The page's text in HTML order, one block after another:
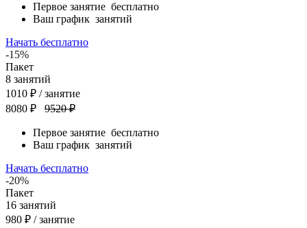
Первое занятие бесплатно
Ваш график занятий
Начать бесплатно
-15%
Пакет
8 занятий
1010 ₽ / занятие
8080 ₽
9520 ₽
Первое занятие бесплатно
Ваш график занятий
Начать бесплатно
-20%
Пакет
16 занятий
980 ₽ / занятие